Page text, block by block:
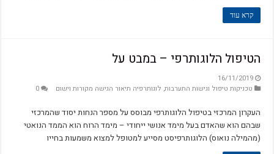
קרא עוד
הטיפול הלוגותרפי – במבט על
16/11/2019
טכניקות טיפול וגישות התערבות, לוגותרפיה תיאור הגישה מקורות וישום 0
העקרון המרכזי בטיפול הלוגותרפי מבוסס על מספר הנחות יסוד שהמרכזי
שבהם הוא שהאדם בעל מימד אנושי ייחודי – מימד הרוח הוא הממד הנואטי
(מהמילה נואוס) הלוגותרפיסט מסייע למטופל למצוא משמעות בחייו